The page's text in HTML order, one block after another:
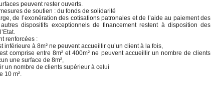
peuvent rester ouverts.
de soutien : du fonds de solidarité
de l’exonération des cotisations patronales et de l’aide au paiement des
dispositifs exceptionnels de financement restent à disposition des
renforcées :
inférieure à 8m² ne peuvent accueillir qu’un client à la fois,
comprise entre 8m² et 400m² ne peuvent accueillir un nombre de clients
une surface de 8m²,
un nombre de clients supérieur à celui
10 m².